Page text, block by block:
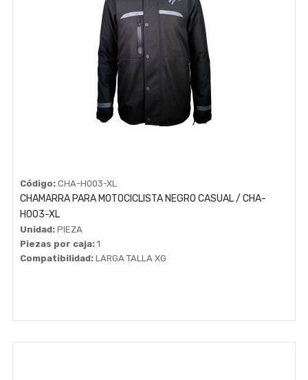
Código:CHA-H003-XL
CHAMARRA PARA MOTOCICLISTA NEGRO CASUAL / CHA-
H003-XL
Unidad: PIEZA
Piezas por caja: 1
Compatibilidad: LARGA TALLA XG